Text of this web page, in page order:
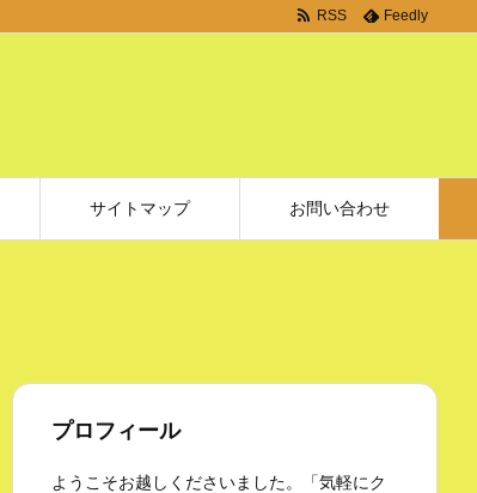
サイトマップ お問い合わせ
RSS Feedly
プロフィール
ようこそお越しくださいました。「気軽にク